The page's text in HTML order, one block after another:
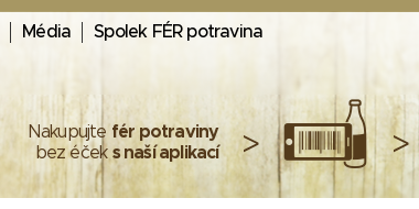
Média Spolek FÉR potravina
Nakupujte fér potraviny
bez éček s naší aplikací > >